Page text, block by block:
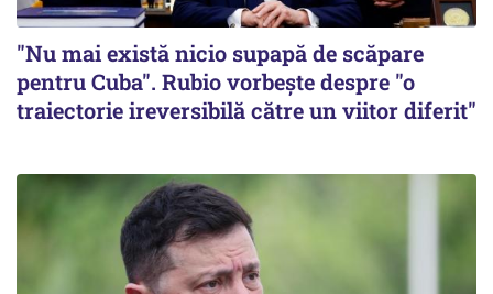
"Nu mai există nicio supapă de scăpare
pentru Cuba". Rubio vorbește despre "o
traiectorie ireversibilă către un viitor diferit"